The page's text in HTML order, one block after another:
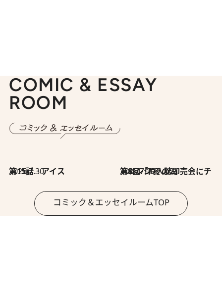
COMIC & ESSAY
ROOM
2026.7.30
第15話 アイス 2026.7.30
第8回「同人誌即売会にチャレンジ その2」
コミック＆エッセイルームTOP